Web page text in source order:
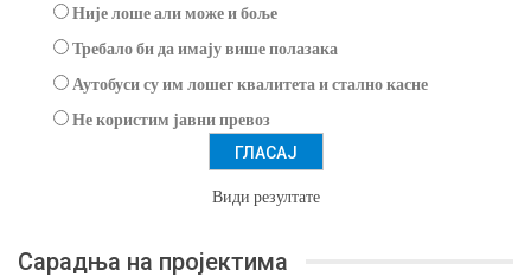
Није лоше али може и боље
Требало би да имају више полазака
Аутобуси су им лошег квалитета и стално касне
Не користим јавни превоз
Види резултате
Сарадња на пројектима